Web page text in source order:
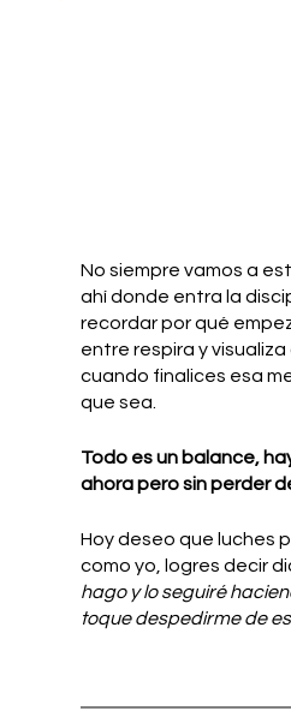
No siempre vamos a
ahí donde entra la
recordar por qué
entre respira y
cuando finalices esa
que sea.
Todo es un balance,
ahora pero sin perder
Hoy deseo que luches
como yo, logres decir
hago y lo seguiré
toque despedirme de